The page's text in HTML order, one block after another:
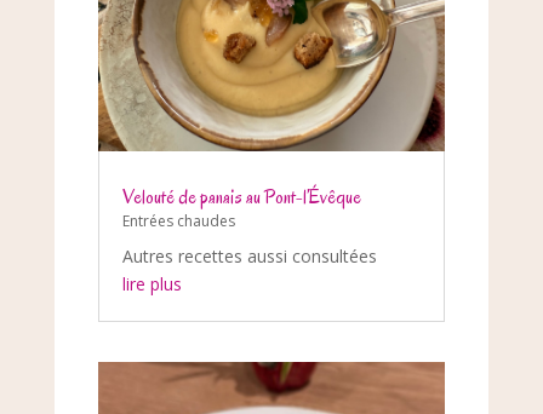
Velouté de panais au Pont-l’Évêque
Entrées chaudes
Autres recettes aussi consultées
lire plus